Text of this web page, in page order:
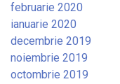
februarie 2020
ianuarie 2020
decembrie 2019
noiembrie 2019
octombrie 2019